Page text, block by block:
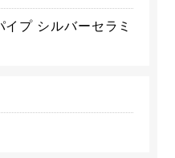
プ シルバーセラミ